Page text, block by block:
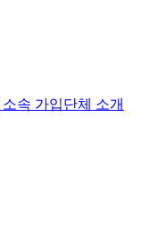
속 가입단체 소개